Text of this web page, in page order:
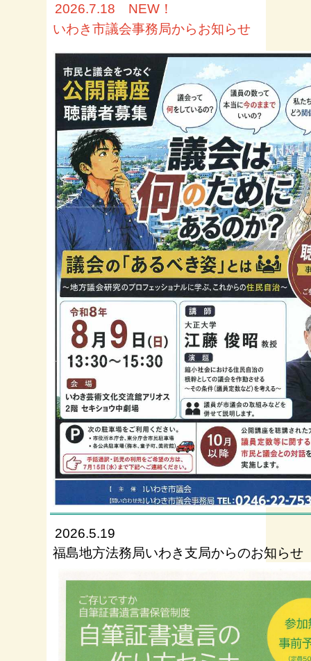
2026.7.18 NEW！
いわき市議会事務局からお知らせ
2026.5.19
福島地方法務局いわき支局からのお知らせ